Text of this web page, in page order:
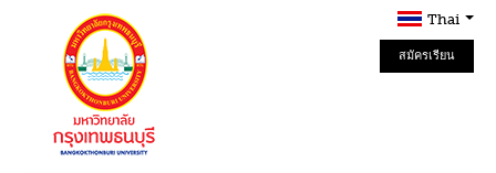
Thai
สมัครเรียน
Online